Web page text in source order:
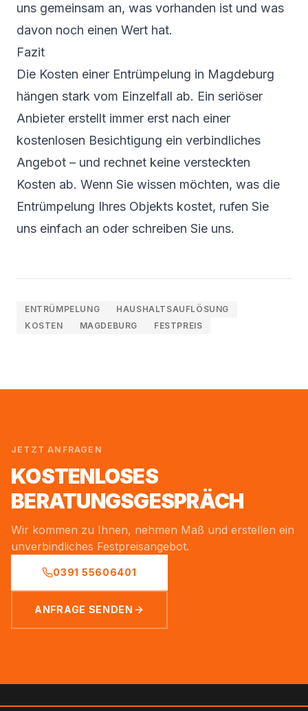
uns gemeinsam an, was vorhanden ist und was
davon noch einen Wert hat.
Fazit
Die Kosten einer Entrümpelung in Magdeburg
hängen stark vom Einzelfall ab. Ein seriöser
Anbieter erstellt immer erst nach einer
kostenlosen Besichtigung ein verbindliches
Angebot – und rechnet keine versteckten
Kosten ab. Wenn Sie wissen möchten, was die
Entrümpelung Ihres Objekts kostet, rufen Sie
uns einfach an oder schreiben Sie uns.
ENTRÜMPELUNG
HAUSHALTSAUFLÖSUNG
KOSTEN
MAGDEBURG FESTPREIS
JETZT ANFRAGEN
KOSTENLOSES
BERATUNGSGESPRÄCH
Wir kommen zu Ihnen, nehmen Maß und erstellen ein
unverbindliches Festpreisangebot.
0391 55606401
ANFRAGE SENDEN